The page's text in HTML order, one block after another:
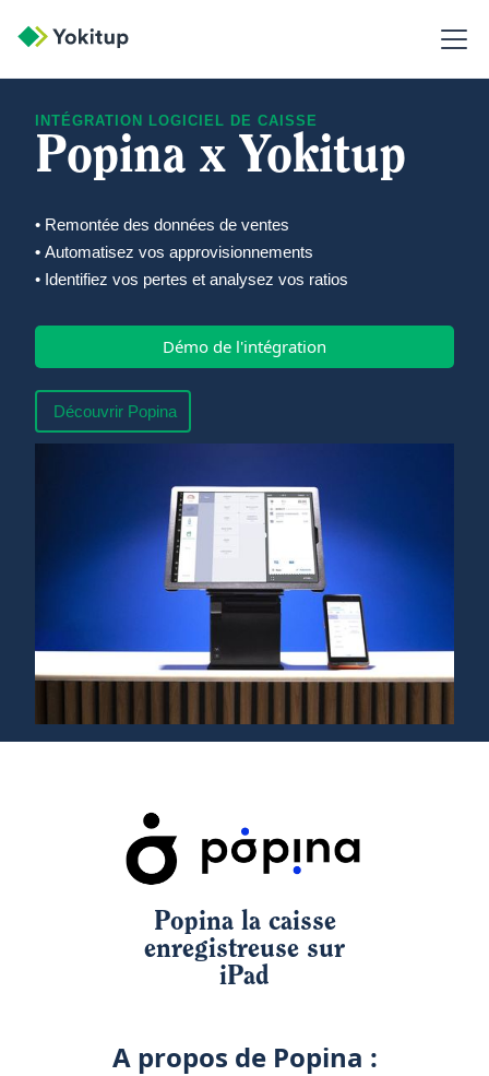
INTÉGRATION LOGICIEL DE CAISSE
Popina x Yokitup
• Remontée des données de ventes
• Automatisez vos approvisionnements
• Identifiez vos pertes et analysez vos ratios
Démo de l'intégration
Découvrir Popina
Popina la caisse
enregistreuse sur
iPad
A propos de Popina :